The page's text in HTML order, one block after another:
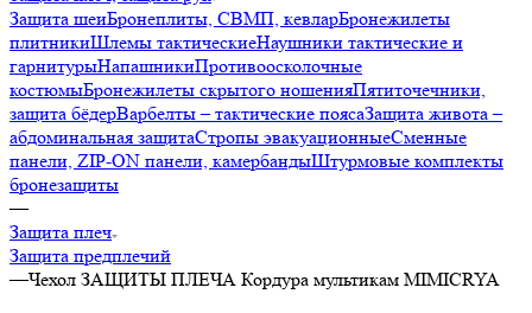
Защита шеиБронеплиты, СВМП, кевларБронежилеты
плитникиШлемы тактическиеНаушники тактические и
гарнитурыНапашникиПротивоосколочные
костюмыБронежилеты скрытого ношенияПятиточечники,
защита бёдерВарбелты – тактические поясаЗащита живота –
абдоминальная защитаСтропы эвакуационныеСменные
панели, ZIP-ON панели, камербандыШтурмовые комплекты
бронезащиты
—
Защита плеч
Защита предплечий
—Чехол ЗАЩИТЫ ПЛЕЧА Кордура мультикам MIMICRYA